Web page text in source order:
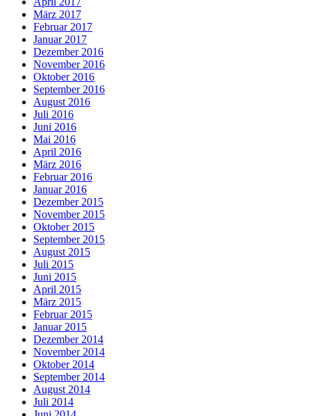
März 2017
Februar 2017
Januar 2017
Dezember 2016
November 2016
Oktober 2016
September 2016
August 2016
Juli 2016
Juni 2016
Mai 2016
April 2016
März 2016
Februar 2016
Januar 2016
Dezember 2015
November 2015
Oktober 2015
September 2015
August 2015
Juli 2015
Juni 2015
April 2015
März 2015
Februar 2015
Januar 2015
Dezember 2014
November 2014
Oktober 2014
September 2014
August 2014
Juli 2014